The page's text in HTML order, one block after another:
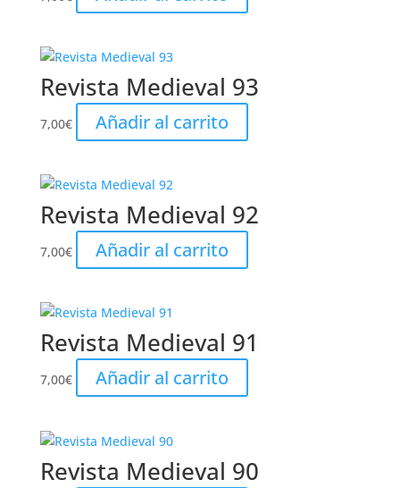
Revista Medieval 93
7,00€ Añadir al carrito
Revista Medieval 92
7,00€ Añadir al carrito
Revista Medieval 91
7,00€ Añadir al carrito
Revista Medieval 90